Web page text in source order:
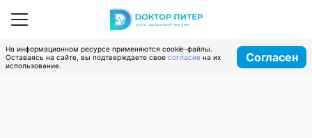
На информационном ресурсе применяются cookie-файлы.
Оставаясь на сайте, вы подтверждаете свое согласие на их
использование.
Согласен